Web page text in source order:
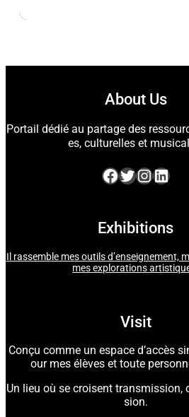
About Us
Portail dédié au partage des
es, culturelles et
Facebook Twitter InstagramLinkedIn
Exhibitions
Il rassemble mes outils d’enseignement,
mes explorations
Visit
Conçu comme un espace d’accès
our mes élèves et toute
Un lieu où se croisent transmission,
sion.